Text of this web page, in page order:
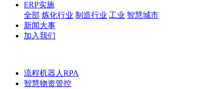
ERP实施
全部 炼化行业 制造行业 工业 智慧城市
新闻大事
加入我们
流程机器人RPA
智慧物资管控